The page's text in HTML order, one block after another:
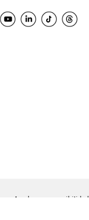
Ayuda para accesibilidad